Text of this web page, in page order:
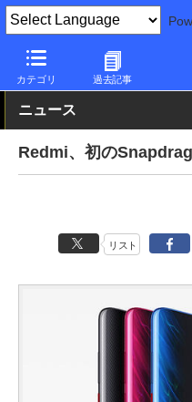
カテゴリ 過去記事
PC Watch パソコン/タブレ
ニュース
Redmi、初の
リスト